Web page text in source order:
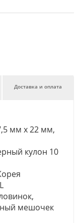
Доставка и оплата
мм х 22 мм,
кулон 10
мешочек